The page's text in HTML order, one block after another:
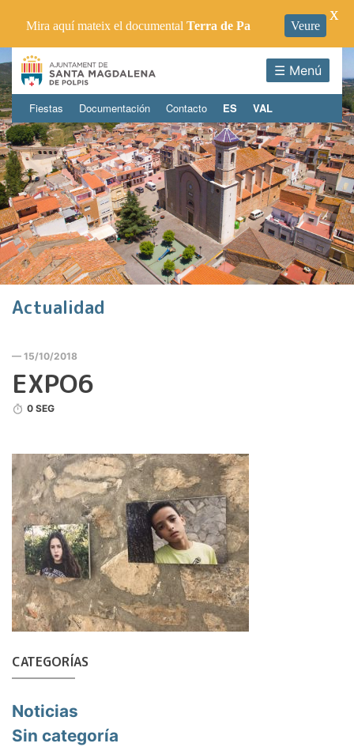
☰ Menú
Fiestas Documentación Contacto ES VAL
Actualidad
— 15/10/2018
EXPO6
0 SEG
CATEGORÍAS
Noticias
Sin categoría
Mira aquí mateix el documental Terra de Pa Veure
X